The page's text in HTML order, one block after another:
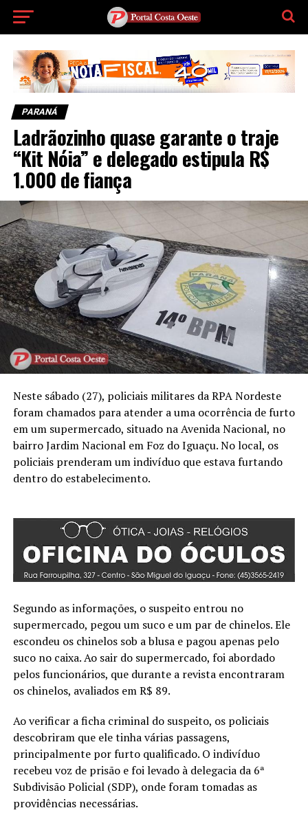
PARANÁ
Ladrãozinho quase garante o traje
“Kit Nóia” e delegado estipula R$
1.000 de fiança
Neste sábado (27), policiais militares da RPA Nordeste
foram chamados para atender a uma ocorrência de furto
em um supermercado, situado na Avenida Nacional, no
bairro Jardim Nacional em Foz do Iguaçu. No local, os
policiais prenderam um indivíduo que estava furtando
dentro do estabelecimento.
Segundo as informações, o suspeito entrou no
supermercado, pegou um suco e um par de chinelos. Ele
escondeu os chinelos sob a blusa e pagou apenas pelo
suco no caixa. Ao sair do supermercado, foi abordado
pelos funcionários, que durante a revista encontraram
os chinelos, avaliados em R$ 89.
Ao verificar a ficha criminal do suspeito, os policiais
descobriram que ele tinha várias passagens,
principalmente por furto qualificado. O indivíduo
recebeu voz de prisão e foi levado à delegacia da 6ª
Subdivisão Policial (SDP), onde foram tomadas as
providências necessárias.